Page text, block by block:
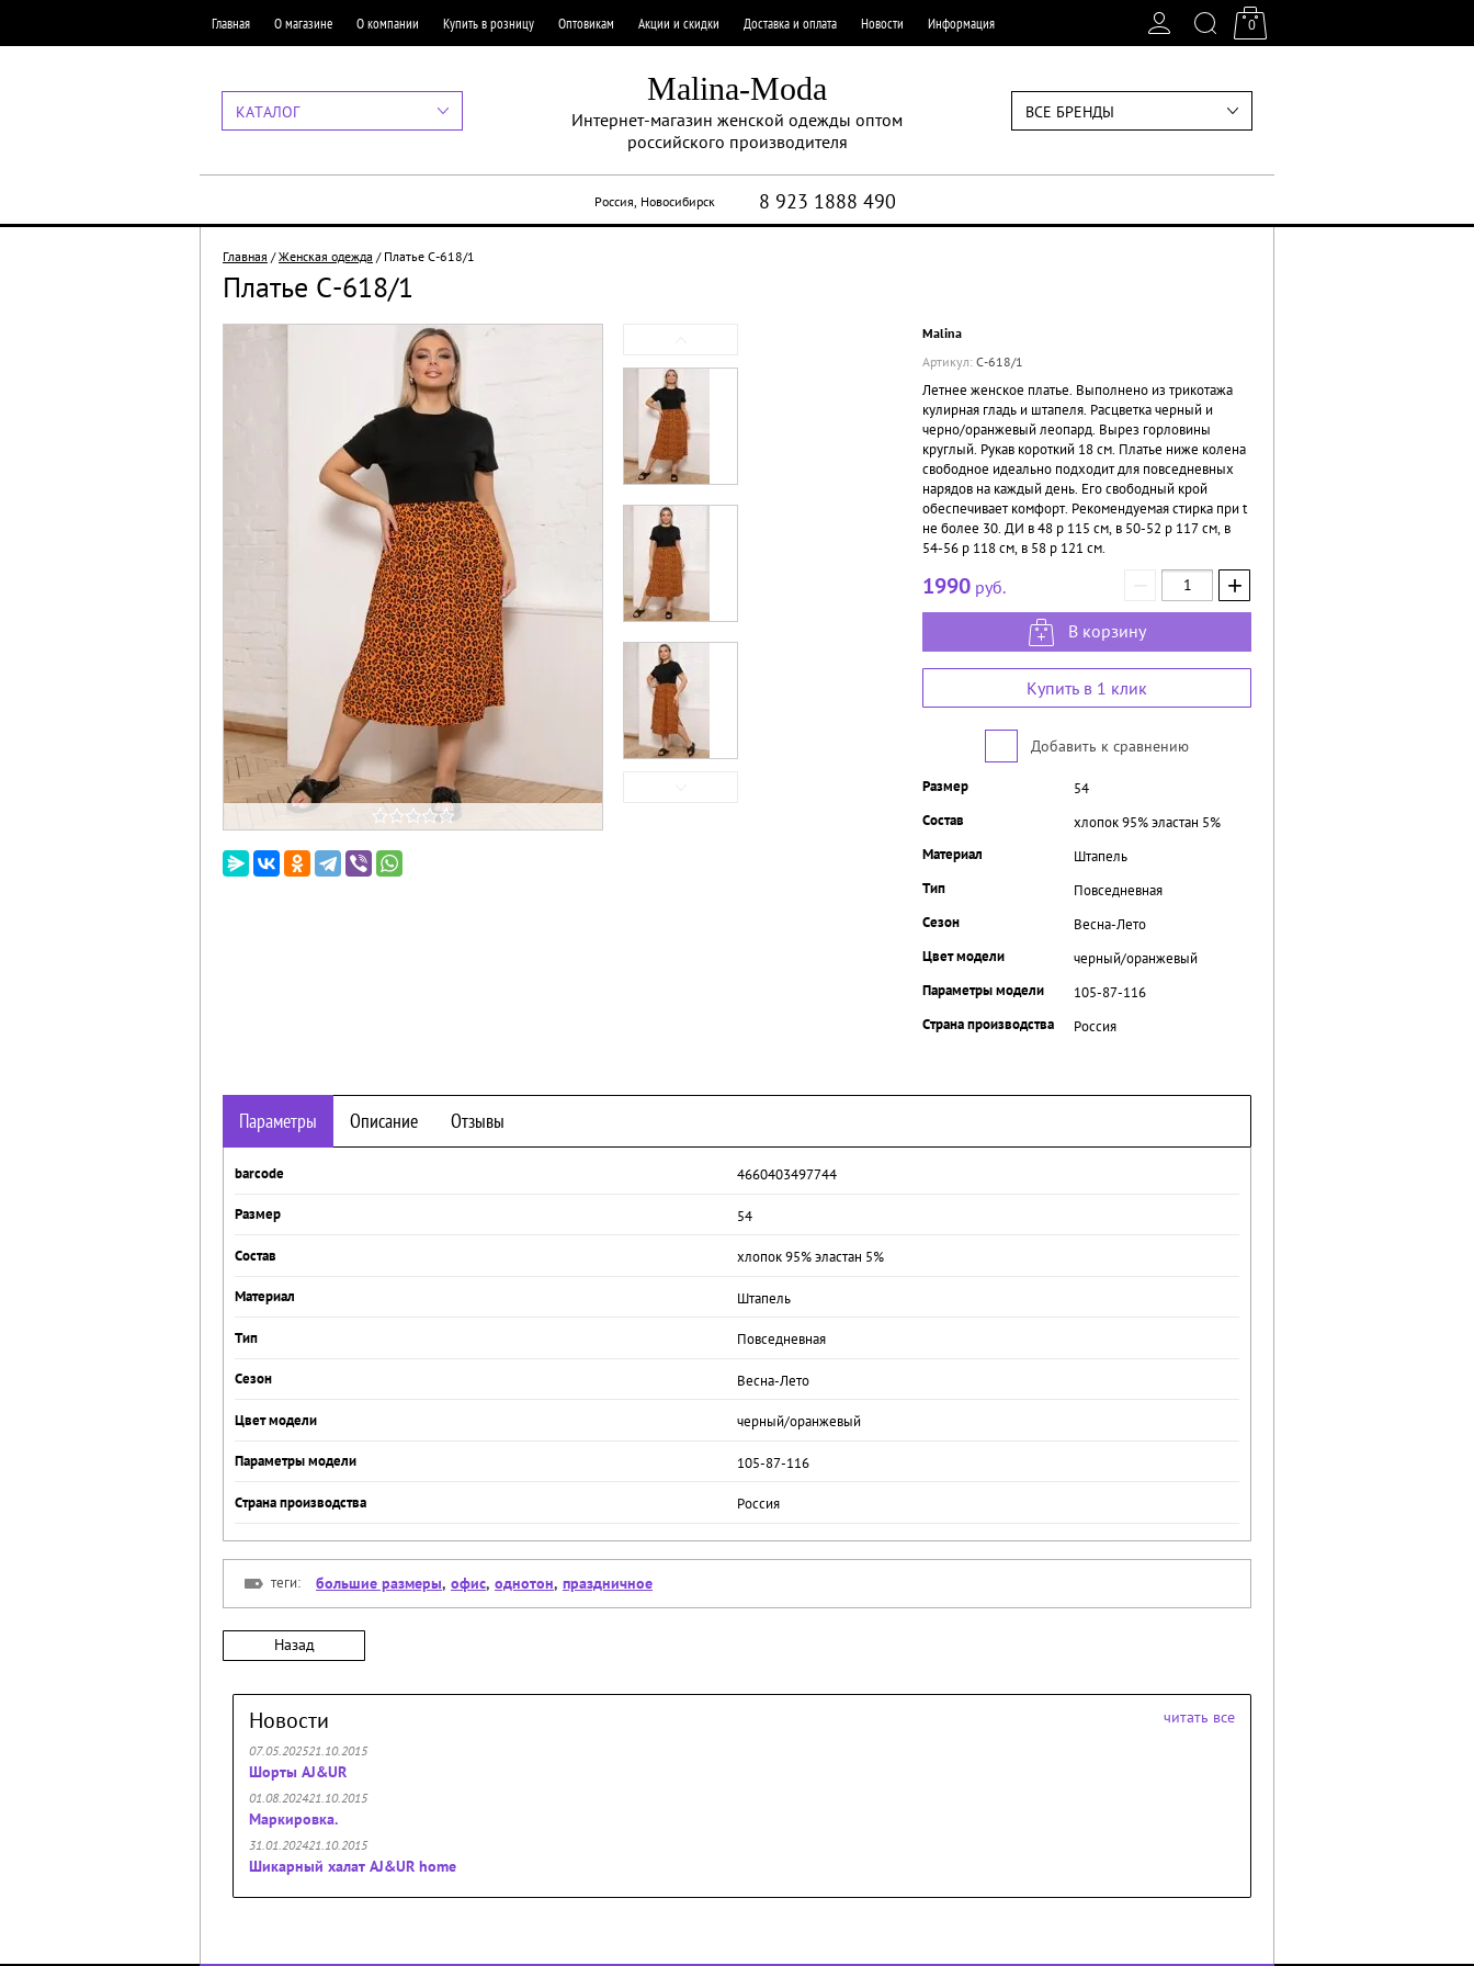
Главная О магазине О компании Купить в розницу Оптовикам Акции и скидки Доставка и оплата Новости Информация 0
КАТАЛОГ ВСЕ БРЕНДЫ
Malina-Moda
Интернет-магазин женской одежды оптом
российского производителя
Россия, Новосибирск 8 923 1888 490
Главная /Женская одежда / Платье С-618/1
Платье С-618/1
Malina
Артикул: С-618/1
Летнее женское платье. Выполнено из трикотажа
кулирная гладь и штапеля. Расцветка черный и
черно/оранжевый леопард. Вырез горловины
круглый. Рукав короткий 18 см. Платье ниже колена
свободное идеально подходит для повседневных
нарядов на каждый день. Его свободный крой
обеспечивает комфорт. Рекомендуемая стирка при t
не более 30. ДИ в 48 р 115 см, в 50-52 р 117 см, в
54-56 р 118 см, в 58 р 121 см.
1990 руб. +
В корзину
Купить в 1 клик
Добавить к сравнению
Размер
54
Состав
хлопок 95% эластан 5%
Материал
Штапель
Тип
Повседневная
Сезон
Весна-Лето
Цвет модели
черный/оранжевый
Параметры модели
105-87-116
Страна производства
Россия
Параметры Описание Отзывы
barcode 4660403497744
Размер 54
Состав хлопок 95% эластан 5%
Материал Штапель
Тип Повседневная
Сезон Весна-Лето
Цвет модели черный/оранжевый
Параметры модели 105-87-116
Страна производства Россия
теги: большие размеры, офис, однотон, праздничное
Назад
Новости читать все
07.05.202521.10.2015
Шорты AJ&UR
01.08.202421.10.2015
Маркировка.
31.01.202421.10.2015
Шикарный халат AJ&UR home